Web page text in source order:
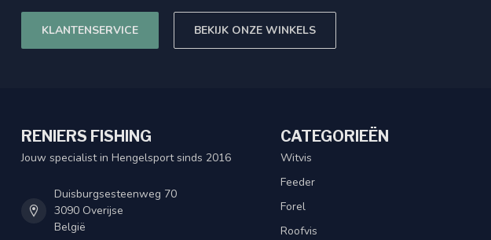
KLANTENSERVICE BEKIJK ONZE WINKELS
RENIERS FISHING
Jouw specialist in Hengelsport sinds 2016
Duisburgsesteenweg 70
3090 Overijse
België
CATEGORIEËN
Witvis
Feeder
Forel
Roofvis